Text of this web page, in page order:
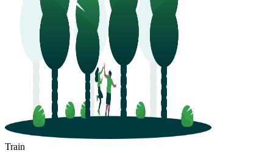
Train